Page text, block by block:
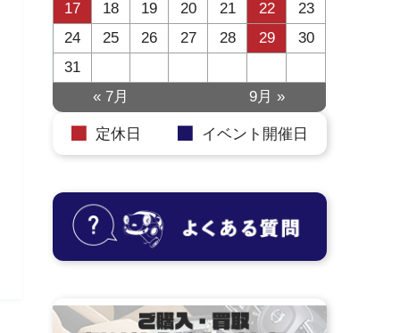
17
18 19 20 21 22
23
24
25 26 27 28 29
30
31
« 7月
9月 »
定休日 イベント開催日